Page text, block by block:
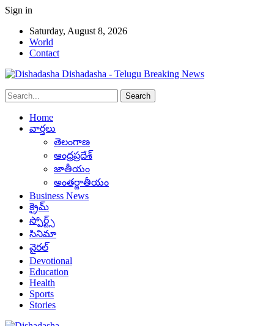
Sign in
Saturday, August 8, 2026
World
Contact
Dishadasha - Telugu Breaking News
Home
వార్తలు
తెలంగాణ
ఆంధ్రప్రదేశ్
జాతీయం
అంతర్జాతీయం
Business News
క్రైమ్
స్పోర్ట్స్
సినిమా
వైరల్
Devotional
Education
Health
Sports
Stories